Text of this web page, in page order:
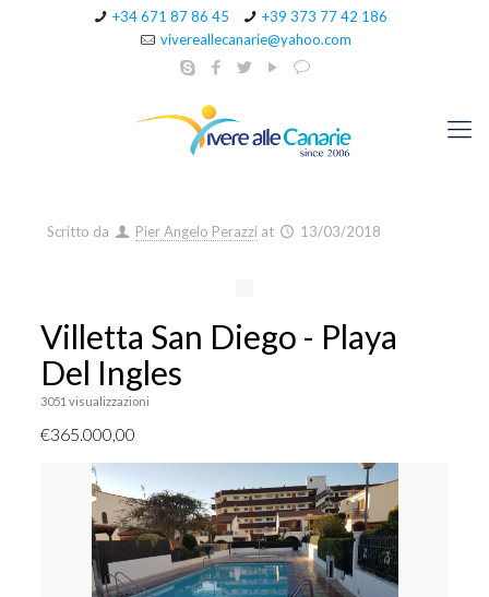
+34 671 87 86 45
+39 373 77 42 186
vivereallecanarie@yahoo.com
Scritto da Pier Angelo Perazzi at 13/03/2018
Villetta San Diego - Playa
Del Ingles
3051 visualizzazioni
€365.000,00